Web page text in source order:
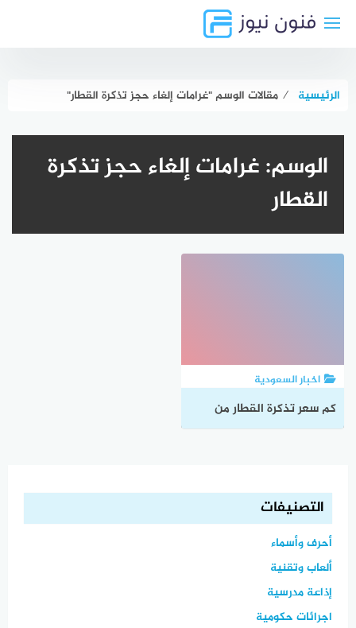
الرئيسية ⁄ مقالات الوسم "غرامات إلغاء حجز تذكرة القطار"
الوسم:غرامات إلغاء حجز تذكرة
القطار
اخبار السعودية
كم سعر تذكرة القطار من
التصنيفات
أحرف وأسماء
ألعاب وتقنية
إذاعة مدرسية
اجرائات حكومية